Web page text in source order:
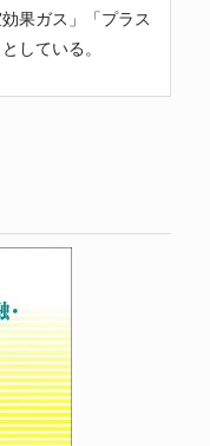
果ガス」「プラス
している。